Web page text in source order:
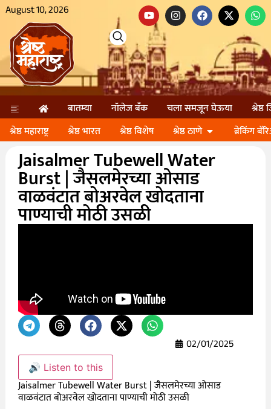
August 10, 2026
बातम्या नॉलेज बॅंक चला समजून घेऊया
श्रेष्ठ
श्रेष्ठ महाराष्ट्र
श्रेष्ठ भारत श्रेष्ठ विशेष श्रेष्ठ ठाणे ब्रेकिंग
Jaisalmer Tubewell Water
Burst | जैसलमेरच्या ओसाड
वाळवंटात बोअरवेल खोदताना
पाण्याची मोठी उसळी
02/01/2025
🔊 Listen to this
Jaisalmer Tubewell Water Burst | जैसलमेरच्या ओसाड
वाळवंटात बोअरवेल खोदताना पाण्याची मोठी उसळी